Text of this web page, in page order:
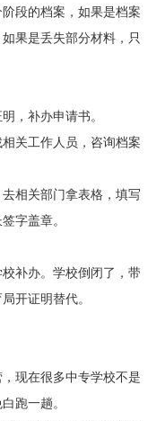
段的档案，如果是档案
果是丢失部分材料，只
，补办申请书。
关工作人员，咨询档案
相关部门拿表格，填写
字盖章。
补办。学校倒闭了，带
开证明替代。
现在很多中专学校不是
跑一趟。